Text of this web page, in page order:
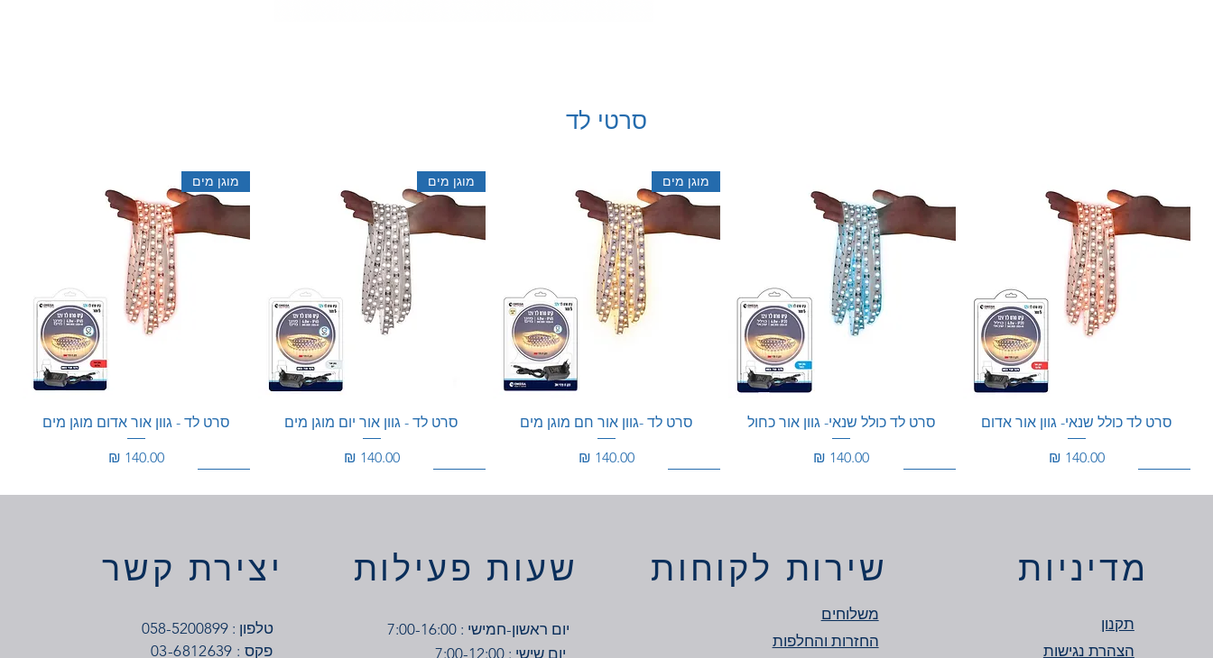
סרטי לד
סרט לד כולל שנאי- גוון אור אדום
מחיר‏140.00 ‏₪
סרט לד כולל שנאי- גוון אור כחול
מחיר
מוגן מים
סרט לד -גוון אור חם מוגן מים
מחיר
מוגן מים
סרט לד - גוון אור יום מוגן מים
מחיר‏140.00 ‏₪
מוגן מים
סרט לד - גוון אור אדום מוגן מים
מחיר
יצירת קשר
טלפון : 058-5200899
03-6812639 : פקס
שעות פעילות
יום ראשון-חמישי : 7:00-16:00
שירות לקוחות
משלוחים
החזרות והחלפות
מדיניות
תקנון
הצהרת נגישות